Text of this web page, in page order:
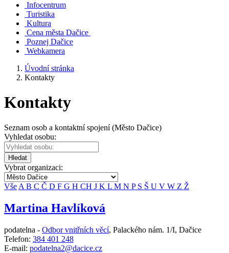
Infocentrum
Turistika
Kultura
Cena města Dačice
Poznej Dačice
Webkamera
Úvodní stránka
Kontakty
Kontakty
Seznam osob a kontaktní spojení (Město Dačice)
Vyhledat osobu:
Hledat
Vybrat organizaci:
Vše A B C Č D F G H CH J K L M N P S Š U V W Z Ž
Martina Havlíková
podatelna - Odbor vnitřních věcí, Palackého nám. 1/I, Dačice
Telefon: 384 401 248
E-mail: podatelna2@dacice.cz